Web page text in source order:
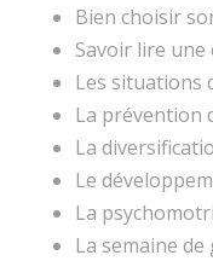
Bien choisir
Savoir lire
Les situations
La prévention
La
Le
La
La semaine